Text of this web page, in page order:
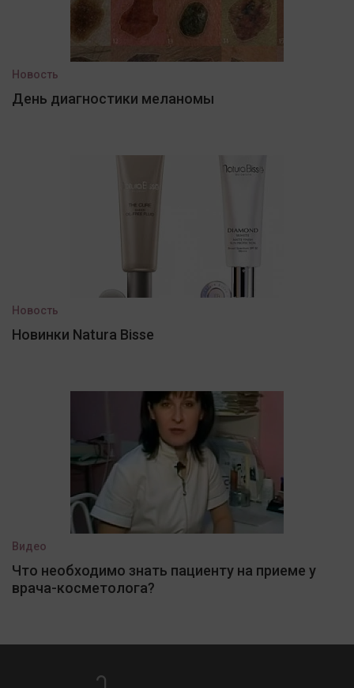
Новость
День диагностики меланомы
Новость
Новинки Natura Bisse
Видео
Что необходимо знать пациенту на приеме у
врача-косметолога?